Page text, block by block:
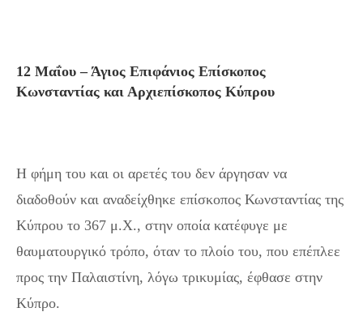
12 Μαΐου – Άγιος Επιφάνιος Επίσκοπος
Κωνσταντίας και Αρχιεπίσκοπος Κύπρου
Η φήμη του και οι αρετές του δεν άργησαν να
διαδοθούν και αναδείχθηκε επίσκοπος Κωνσταντίας της
Κύπρου το 367 μ.Χ., στην οποία κατέφυγε με
θαυματουργικό τρόπο, όταν το πλοίο του, που επέπλεε
προς την Παλαιστίνη, λόγω τρικυμίας, έφθασε στην
Κύπρο.